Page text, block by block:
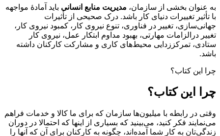
به عنوان بخشی از سازمان، مدیریت منابع انسانی باید آمادهٔ مواجهه
با تأثیر تغییرات دنیای کار باشد. درک صحیحی از تأثیرات
جهانی‌سازی، تغییر در فناوری، تنوع نیروی کار، کمبود نیروی کار،
تغییر درالزامات مهارتی، بهبود مداوم ابتکار عمل، نیروی کار
ستادی، تمرکززدایی محیط‌های کاری و مشارکت کارکنان داشته
باشد.
چرا این کتاب؟
چرا این کتاب؟
وقتی در رابطه با میلیون‌ها سازمان که برای ما کالا و خدمات فراهم
می‌نمایند فکر کنید، می‌بینید که بسیاری از اینها که احتمالا در دوران
زندگی‌تان به کار شما آمده‌اند، چگونه به کارکنان برای آن که آنها را